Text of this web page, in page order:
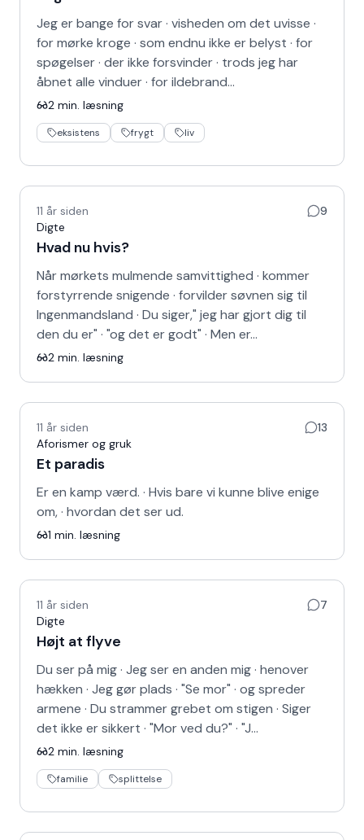
Jeg er bange for svar · visheden om det uvisse ·
for mørke kroge · som endnu ikke er belyst · for
spøgelser · der ikke forsvinder · trods jeg har
åbnet alle vinduer · for ildebrand…
2 min. læsning
eksistens frygt liv
11 år siden
9
Digte
Hvad nu hvis?
Når mørkets mulmende samvittighed · kommer
forstyrrende snigende · forvilder søvnen sig til
Ingenmandsland · Du siger," jeg har gjort dig til
den du er" · "og det er godt" · Men er…
2 min. læsning
11 år siden
13
Aforismer og gruk
Et paradis
Er en kamp værd. · Hvis bare vi kunne blive enige
om, · hvordan det ser ud.
1 min. læsning
11 år siden
7
Digte
Højt at flyve
Du ser på mig · Jeg ser en anden mig · henover
hækken · Jeg gør plads · "Se mor" · og spreder
armene · Du strammer grebet om stigen · Siger
det ikke er sikkert · "Mor ved du?" · "J…
2 min. læsning
familie splittelse